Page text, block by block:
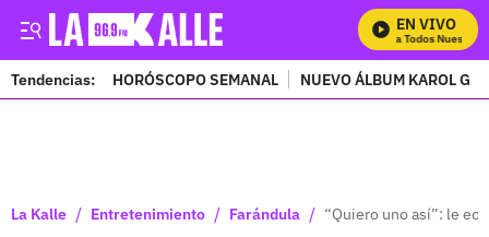
EN VIVO
Mira Todos Nuestros
Tendencias: HORÓSCOPO SEMANAL NUEVO ÁLBUM KAROL G
La Kalle / Entretenimiento / Farándula / “Quiero uno así”: le